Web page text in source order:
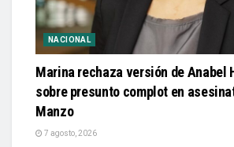
NACIONAL
Marina rechaza versión de Anabel
sobre presunto complot en
Manzo
7 agosto, 2026